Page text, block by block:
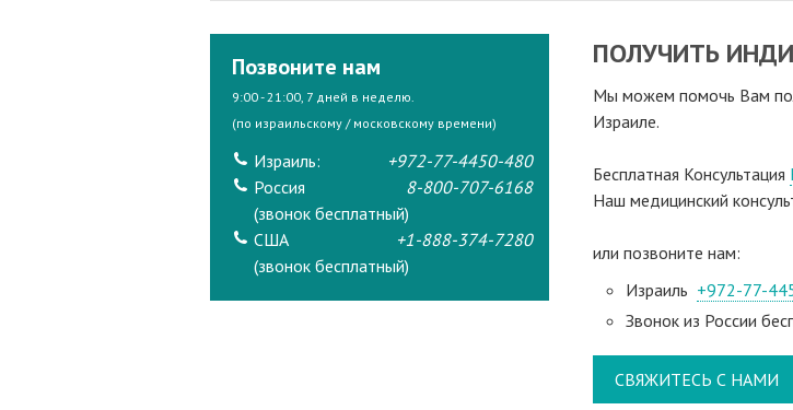
ПОЛУЧИТЬ
Мы можем помочь Вам
Израиле.
Бесплатная Консультация
Наш медицинский
или позвоните нам:
Израиль +972-77-
Звонок из России
СВЯЖИТЕСЬ С НАМИ
Позвоните нам
9:00 - 21:00, 7 дней в неделю.
(по израильскому / московскому времени)
Израиль:
+972-77-4450-480
Россия
(звонок бесплатный)
8-800-707-6168
США
(звонок бесплатный)
+1-888-374-7280